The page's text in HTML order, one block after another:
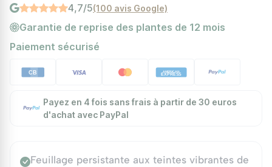
4,7/5(100 avis Google)
Garantie de reprise des plantes de 12 mois
Paiement sécurisé
Payez en 4 fois sans frais à partir de 30 euros
d'achat avec PayPal
Feuillage persistante aux teintes vibrantes de